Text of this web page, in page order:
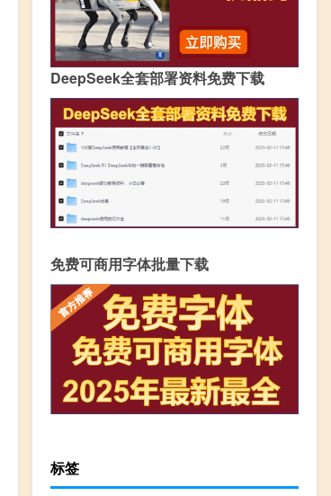
DeepSeek全套部署资料免费下载
免费可商用字体批量下载
标签